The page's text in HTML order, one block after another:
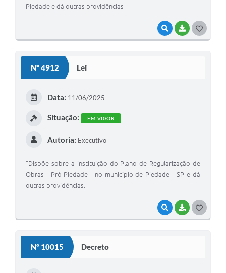
VISUALIZAR
BAIXAR
Piedade e dá outras providências
Nº 4912 Lei
VISUALIZAR
BAIXAR
Data: 11/06/2025
Situação: EM VIGOR
Autoria: Executivo
"Dispõe sobre a instituição do Plano de Regularização de
Obras - Pró-Piedade - no município de Piedade - SP e dá
outras providências."
Nº 10015 Decreto